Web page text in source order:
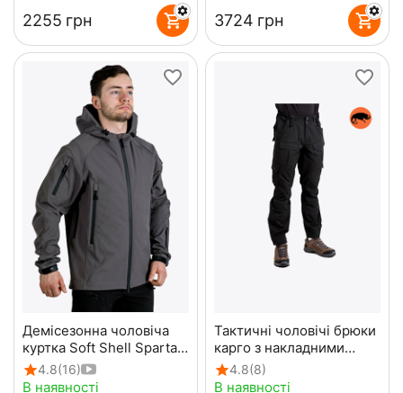
‍2255‍ грн ‍3724‍ грн
Демісезонна чоловіча
куртка Soft Shell Spartan
Gray
4.8(16)
В наявності
Тактичні чоловічі брюки
карго з накладними
карманами Shooter Gen
2 Black
4.8(8)
В наявності